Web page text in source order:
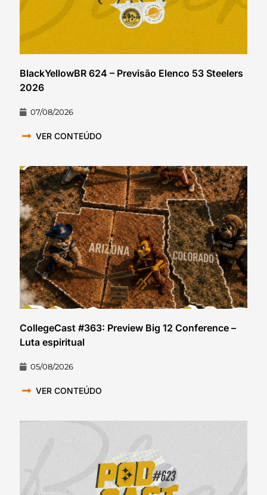
BlackYellowBR 624 – Previsão Elenco 53 Steelers
2026
07/08/2026
VER CONTEÚDO
CollegeCast #363: Preview Big 12 Conference –
Luta espiritual
05/08/2026
VER CONTEÚDO